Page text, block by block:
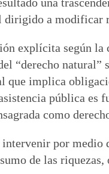
a modificar
explícita según
“derecho
que implica
pública es
como
por
de las